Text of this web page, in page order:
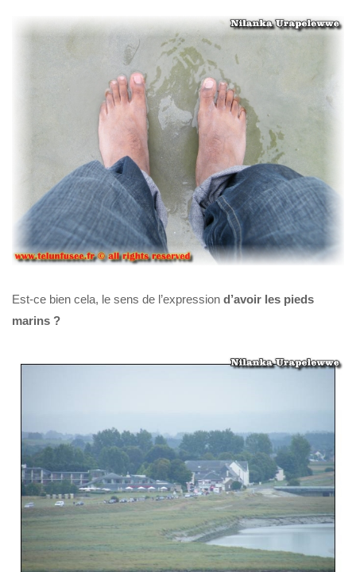
Est-ce bien cela, le sens de l’expression d’avoir les pieds
marins ?